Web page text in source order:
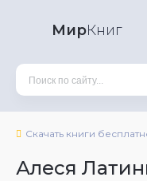
МирКниг
Скачать книги
Алеся